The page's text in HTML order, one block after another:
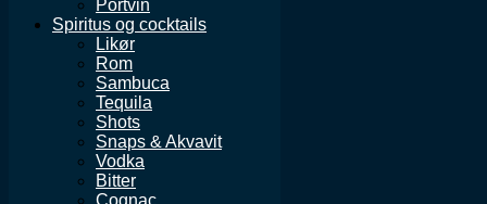
Portvin
Spiritus og cocktails
Likør
Rom
Sambuca
Tequila
Shots
Snaps & Akvavit
Vodka
Bitter
Cognac